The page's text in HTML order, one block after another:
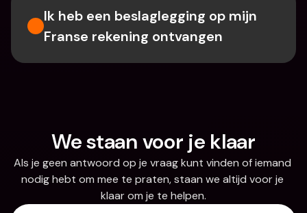
Ik heb een beslaglegging op mijn
Franse rekening ontvangen
We staan voor je klaar
Als je geen antwoord op je vraag kunt vinden of iemand
nodig hebt om mee te praten, staan we altijd voor je
klaar om je te helpen.